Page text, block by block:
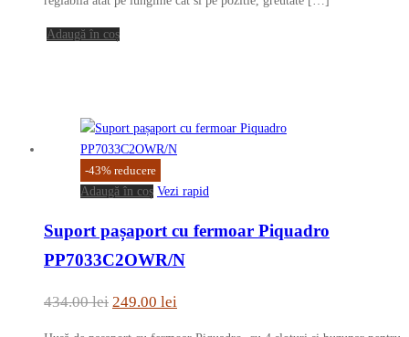
Adaugă în coș
-43% reducere
Adaugă în coș Vezi rapid
Suport pașaport cu fermoar Piquadro
PP7033C2OWR/N
434.00lei Prețul
249.00 lei